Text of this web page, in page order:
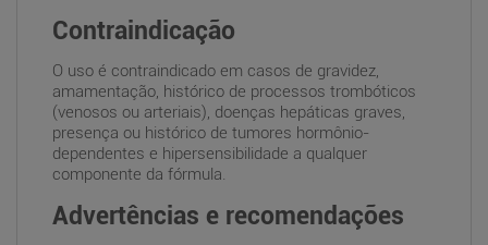
Contraindicação
O uso é contraindicado em casos de gravidez,
amamentação, histórico de processos trombóticos
(venosos ou arteriais), doenças hepáticas graves,
presença ou histórico de tumores hormônio-
dependentes e hipersensibilidade a qualquer
componente da fórmula.
Advertências e recomendações